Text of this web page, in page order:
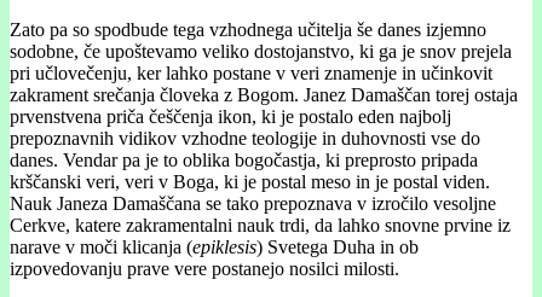
Zato pa so spodbude tega vzhodnega učitelja še danes izjemno
sodobne, če upoštevamo veliko dostojanstvo, ki ga je snov prejela
pri učlovečenju, ker lahko postane v veri znamenje in učinkovit
zakrament srečanja človeka z Bogom. Janez Damaščan torej ostaja
prvenstvena priča češčenja ikon, ki je postalo eden najbolj
prepoznavnih vidikov vzhodne teologije in duhovnosti vse do
danes. Vendar pa je to oblika bogočastja, ki preprosto pripada
krščanski veri, veri v Boga, ki je postal meso in je postal viden.
Nauk Janeza Damaščana se tako prepoznava v izročilo vesoljne
Cerkve, katere zakramentalni nauk trdi, da lahko snovne prvine iz
narave v moči klicanja (epiklesis) Svetega Duha in ob
izpovedovanju prave vere postanejo nosilci milosti.